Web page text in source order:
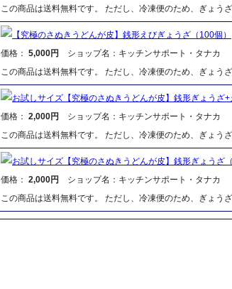
この商品は送料無料です。 ただし、冷凍便のため、ぎょう
【究極のさぬきうどんが皮】銭形えびぎょうざ（100個）
価格： 5,000円
ショップ名：キッチンサポート・タナカ
この商品は送料無料です。 ただし、冷凍便のため、ぎょう
お試しサイズ【究極のさぬきうどんが皮】銭形ぎょうざ
価格： 2,000円
ショップ名：キッチンサポート・タナカ
この商品は送料無料です。 ただし、冷凍便のため、ぎょう
お試しサイズ【究極のさぬきうどんが皮】銭形ぎょうざ（
価格： 2,000円
ショップ名：キッチンサポート・タナカ
この商品は送料無料です。 ただし、冷凍便のため、ぎょう